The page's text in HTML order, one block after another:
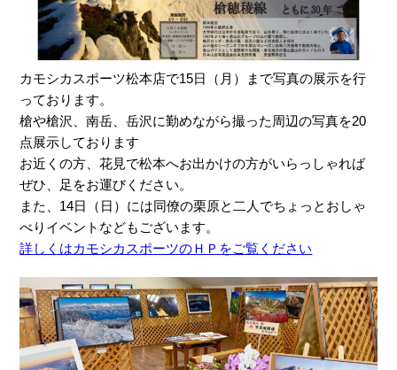
カモシカスポーツ松本店で15日（月）まで写真の展示を行
っております。
槍や槍沢、南岳、岳沢に勤めながら撮った周辺の写真を20
点展示しております
お近くの方、花見で松本へお出かけの方がいらっしゃれば
ぜひ、足をお運びください。
また、14日（日）には同僚の栗原と二人でちょっとおしゃ
べりイベントなどもございます。
詳しくはカモシカスポーツのＨＰをご覧ください